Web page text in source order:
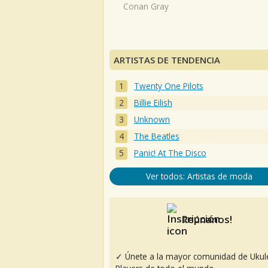
Conan Gray
ARTISTAS DE TENDENCIA
Twenty One Pilots
Billie Eilish
Unknown
The Beatles
Panic! At The Disco
Ver todos: Artistas de moda
Reúnanos!
✓ Únete a la mayor comunidad de